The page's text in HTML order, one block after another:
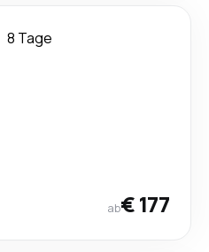
8 Tage
ab€ 177